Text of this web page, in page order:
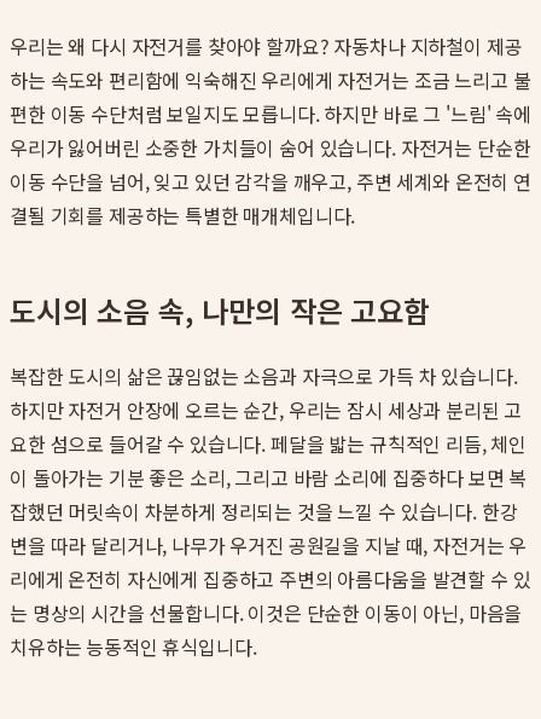
우리는 왜 다시 자전거를 찾아야 할까요? 자동차나 지하철이 제공
하는 속도와 편리함에 익숙해진 우리에게 자전거는 조금 느리고 불
편한 이동 수단처럼 보일지도 모릅니다. 하지만 바로 그 '느림' 속에
우리가 잃어버린 소중한 가치들이 숨어 있습니다. 자전거는 단순한
이동 수단을 넘어, 잊고 있던 감각을 깨우고, 주변 세계와 온전히 연
결될 기회를 제공하는 특별한 매개체입니다.
도시의 소음 속, 나만의 작은 고요함
복잡한 도시의 삶은 끊임없는 소음과 자극으로 가득 차 있습니다.
하지만 자전거 안장에 오르는 순간, 우리는 잠시 세상과 분리된 고
요한 섬으로 들어갈 수 있습니다. 페달을 밟는 규칙적인 리듬, 체인
이 돌아가는 기분 좋은 소리, 그리고 바람 소리에 집중하다 보면 복
잡했던 머릿속이 차분하게 정리되는 것을 느낄 수 있습니다. 한강
변을 따라 달리거나, 나무가 우거진 공원길을 지날 때, 자전거는 우
리에게 온전히 자신에게 집중하고 주변의 아름다움을 발견할 수 있
는 명상의 시간을 선물합니다. 이것은 단순한 이동이 아닌, 마음을
치유하는 능동적인 휴식입니다.